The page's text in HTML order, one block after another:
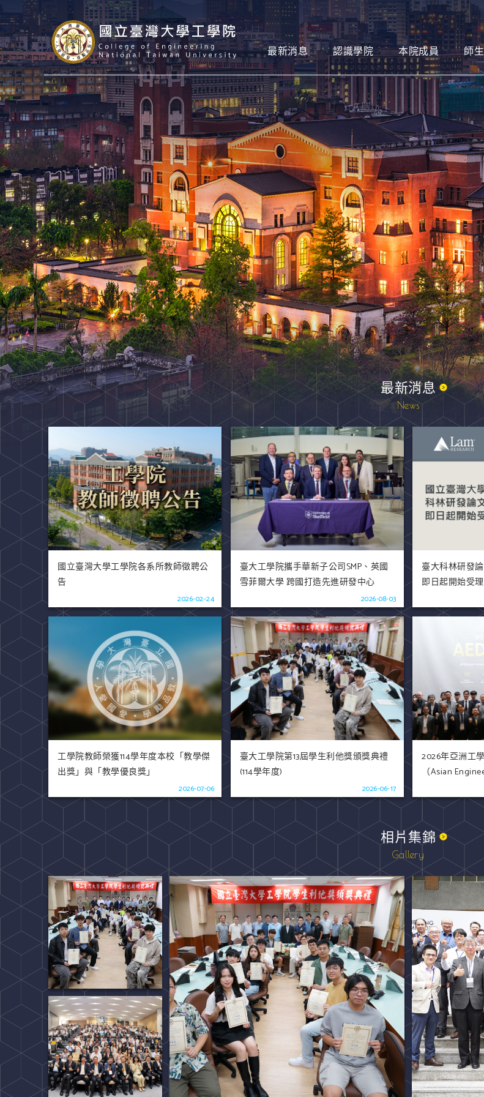
最新消息 認識學院 本院成員 師
最新消息
News
國立臺灣大學工學院各系所教師徵聘公
告
2026-02-24
臺大工學院攜手華新子公司SMP、英國
雪菲爾大學 跨國打造先進研發中心
2026-08-03
臺大科林研發
即日起開始受
工學院教師榮獲114學年度本校「教學傑
出獎」與「教學優良獎」
2026-07-06
臺大工學院第13屆學生利他獎頒獎典禮
(114學年度)
2026-06-17
2026年亞洲工
（Asian
相片集錦
Gallery